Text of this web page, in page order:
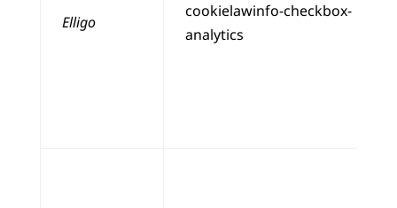
Elligo
cookielawinfo-checkbox-
analytics